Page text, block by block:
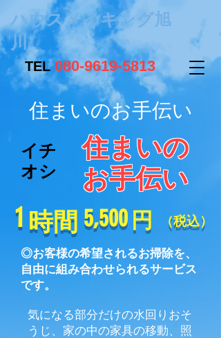
ハウスメイキング旭
川
​TEL080-9619-5813
住まいのお手伝い
イチ
オシ
住まいの
お手伝い
時間
1 ​5,500 円 （税込）
◎お客様の希望されるお掃除を、
自由に組み合わせられるサービス
です。
気になる部分だけの水回りおそ
うじ、家の中の家具の移動、照